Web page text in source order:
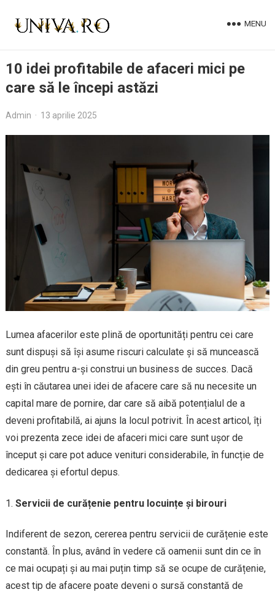
MENU
10 idei profitabile de afaceri mici pe
care să le începi astăzi
Admin · 13 aprilie 2025
Lumea afacerilor este plină de oportunități pentru cei care
sunt dispuși să își asume riscuri calculate și să muncească
din greu pentru a-și construi un business de succes. Dacă
ești în căutarea unei idei de afacere care să nu necesite un
capital mare de pornire, dar care să aibă potențialul de a
deveni profitabilă, ai ajuns la locul potrivit. În acest articol, îți
voi prezenta zece idei de afaceri mici care sunt ușor de
început și care pot aduce venituri considerabile, în funcție de
dedicarea și efortul depus.
Servicii de curățenie pentru locuințe și birouri
Indiferent de sezon, cererea pentru servicii de curățenie este
constantă. În plus, având în vedere că oamenii sunt din ce în
ce mai ocupați și au mai puțin timp să se ocupe de curățenie,
acest tip de afacere poate deveni o sursă constantă de